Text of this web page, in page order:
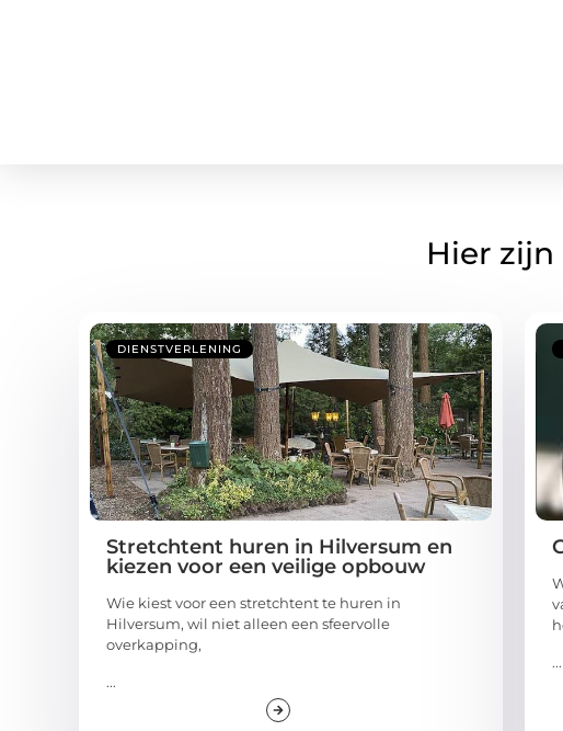
Hier zijn
DIENSTVERLENING
Stretchtent huren in Hilversum en
kiezen voor een veilige opbouw
Wie kiest voor een stretchtent te huren in
Hilversum, wil niet alleen een sfeervolle
overkapping,
...
...